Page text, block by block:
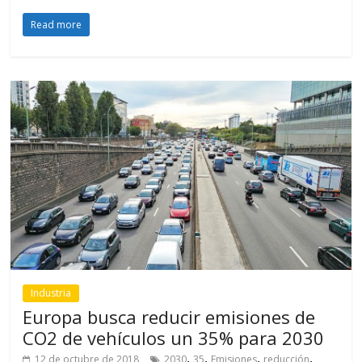
Read more
Industria
Europa busca reducir emisiones de
CO2 de vehículos un 35% para 2030
12 de octubre de 2018 2030, 35, Emisiones, reducción,